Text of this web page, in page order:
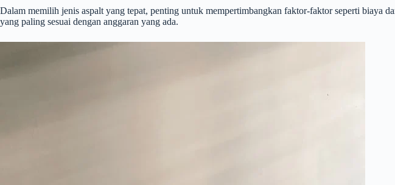
Dalam memilih jenis aspalt yang tepat, penting untuk mempertimbangkan faktor-faktor seperti biaya
yang paling sesuai dengan anggaran yang ada.